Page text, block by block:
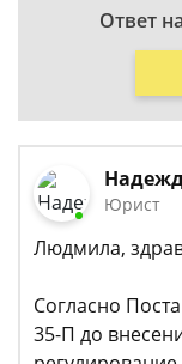
Ответ
Юрист
Людмила,
Согласно
35-П до